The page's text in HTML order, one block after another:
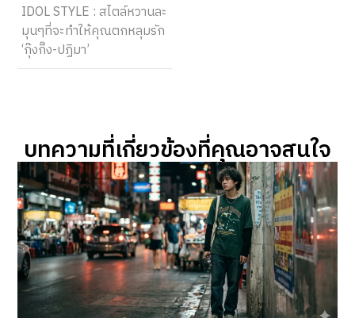
IDOL STYLE : สไตล์หวานละ
มุนๆที่จะทำให้คุณตกหลุมรัก
‘กุ๊งกิ๊ง-ปฏิมา’
บทความที่เกี่ยวข้องที่คุณอาจสนใจ​